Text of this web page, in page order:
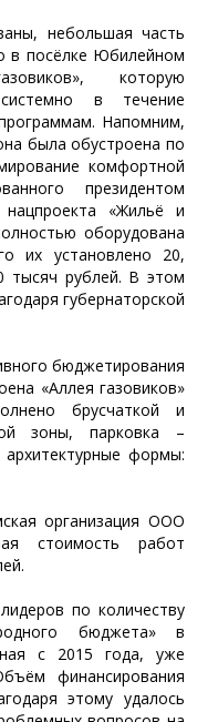
небольшая часть
в посёлке Юбилейном
которую
в течение
Напомним,
была обустроена по
комфортной
президентом
«Жильё и
оборудована
их установлено 20,
тысяч рублей. В этом
губернаторской
бюджетирования
«Аллея газовиков»
брусчаткой и
зоны, парковка –
формы:
организация ООО
стоимость работ
по количеству
бюджета» в
с 2015 года, уже
финансирования
этому удалось